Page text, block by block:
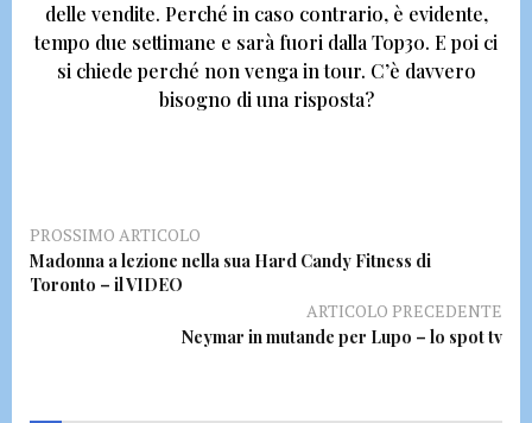
delle vendite. Perché in caso contrario, è evidente,
tempo due settimane e sarà fuori dalla Top30. E poi ci
si chiede perché non venga in tour. C’è davvero
bisogno di una risposta?
PROSSIMO ARTICOLO
Madonna a lezione nella sua Hard Candy Fitness di
Toronto – il VIDEO
ARTICOLO PRECEDENTE
Neymar in mutande per Lupo – lo spot tv